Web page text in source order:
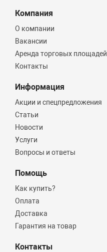
Компания
О компании
Вакансии
Аренда торговых площадей
Контакты
Информация
Акции и спецпредложения
Статьи
Новости
Услуги
Вопросы и ответы
Помощь
Как купить?
Оплата
Доставка
Гарантия на товар
Контакты